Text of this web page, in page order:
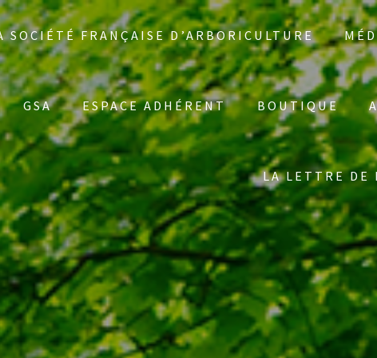
SOCIÉTÉ FRANÇAISE D’ARBORICULTURE
GSA ESPACE ADHÉRENT BOUTIQUE
LA LETTRE DE